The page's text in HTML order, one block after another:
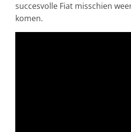
succesvolle Fiat misschien
komen.